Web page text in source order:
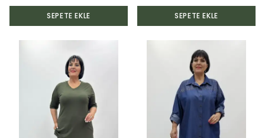
SEPETE EKLE SEPETE EKLE